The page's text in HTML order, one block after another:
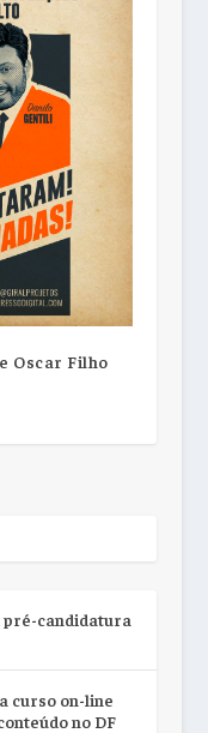
Oscar Filho
pré-candidatura
curso on-line
no DF